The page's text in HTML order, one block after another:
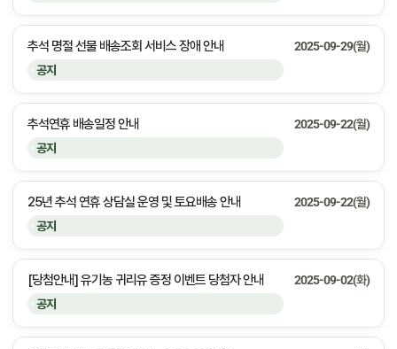
공지
추석 명절 선물 배송조회 서비스 장애 안내 2025-09-29(월)
공지
추석연휴 배송일정 안내 2025-09-22(월)
공지
25년 추석 연휴 상담실 운영 및 토요배송 안내 2025-09-22(월)
공지
[당첨안내] 유기농 귀리유 증정 이벤트 당첨자 안내 2025-09-02(화)